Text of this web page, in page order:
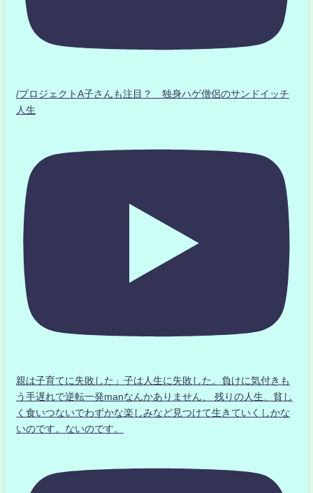
/プロジェクトA子さんも注目？ 独身ハゲ僧侶のサンドイッチ
人生
親は子育てに失敗した」子は人生に失敗した。負けに気付きも
う手遅れで逆転一発manなんかありません、 残りの人生、貧し
く食いつないでわずかな楽しみなど見つけて生きていくしかな
いのです。ないのです。